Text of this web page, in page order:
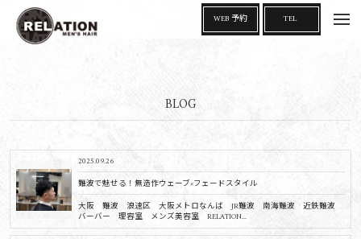
BLOG
2025.09.26
難波で魅せる！無造作ウェーブ×フェードスタイル
大阪 難波 浪速区 大阪メトロなんば JR難波 南海難波 近鉄難波
バーバー 理容室 メンズ美容室 RELATION...
t
o
g
i
n
WEB 予約 TEL